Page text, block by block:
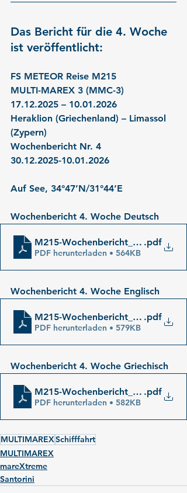
Das Bericht für die 4. Woche
ist veröffentlicht:
FS METEOR Reise M215
MULTI-MAREX 3 (MMC-3)
17.12.2025 – 10.01.2026
Heraklion (Griechenland) – Limassol
(Zypern)
Wochenbericht Nr. 4
30.12.2025-10.01.2026
Auf See, 34°47’N/31°44‘E
Wochenbericht 4. Woche Deutsch
M215-Wochenbericht_04_de
.pdf
PDF herunterladen • 564KB
Wochenbericht 4. Woche Englisch
M215-Wochenbericht_04_en
.pdf
PDF herunterladen • 579KB
Wochenbericht 4. Woche Griechisch
M215-Wochenbericht_04_gr
.pdf
PDF herunterladen • 582KB
MULTIMAREXSchifffahrt
MULTIMAREX
mareXtreme
Santorini